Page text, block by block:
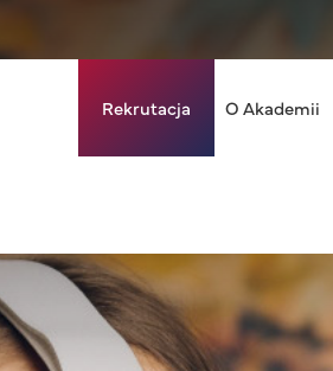
Rekrutacja O Akademii